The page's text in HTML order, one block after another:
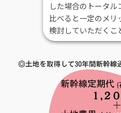
した場合のトータ
比べると一定のメ
検討していただくこ